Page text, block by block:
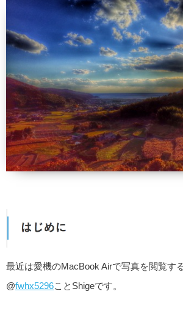
最近は愛機のMacBook Airで写真を閲覧す
@fwhx5296ことShigeです。